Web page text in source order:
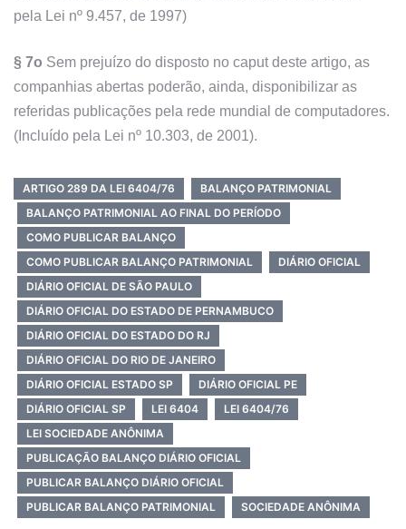
pela Lei nº 9.457, de 1997)
§ 7o Sem prejuízo do disposto no caput deste artigo, as
companhias abertas poderão, ainda, disponibilizar as
referidas publicações pela rede mundial de computadores.
(Incluído pela Lei nº 10.303, de 2001).
ARTIGO 289 DA LEI 6404/76
BALANÇO PATRIMONIAL
BALANÇO PATRIMONIAL AO FINAL DO PERÍODO
COMO PUBLICAR BALANÇO
COMO PUBLICAR BALANÇO PATRIMONIAL
DIÁRIO OFICIAL
DIÁRIO OFICIAL DE SÃO PAULO
DIÁRIO OFICIAL DO ESTADO DE PERNAMBUCO
DIÁRIO OFICIAL DO ESTADO DO RJ
DIÁRIO OFICIAL DO RIO DE JANEIRO
DIÁRIO OFICIAL ESTADO SP
DIÁRIO OFICIAL PE
DIÁRIO OFICIAL SP
LEI 6404
LEI 6404/76
LEI SOCIEDADE ANÔNIMA
PUBLICAÇÃO BALANÇO DIÁRIO OFICIAL
PUBLICAR BALANÇO DIÁRIO OFICIAL
PUBLICAR BALANÇO PATRIMONIAL
SOCIEDADE ANÔNIMA